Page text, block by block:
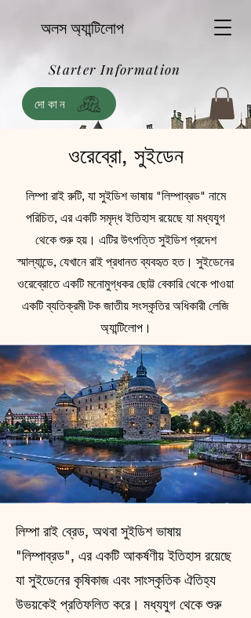
দোকান
অলস অ্যান্টিলোপ
Starter Information
ওরেব্রো, সুইডেন
লিম্পা রাই রুটি, যা সুইডিশ ভাষায় "লিম্পাব্রড" নামে
পরিচিত, এর একটি সমৃদ্ধ ইতিহাস রয়েছে যা মধ্যযুগ
থেকে শুরু হয়। এটির উৎপত্তি সুইডিশ প্রদেশ
স্মাল্যান্ডে, যেখানে রাই প্রধানত ব্যবহৃত হত। সুইডেনের
ওরেব্রোতে একটি মনোমুগ্ধকর ছোট্ট বেকারি থেকে পাওয়া
একটি ব্যতিক্রমী টক জাতীয় সংস্কৃতির অধিকারী লেজি
অ্যান্টিলোপ।
লিম্পা রাই ব্রেড, অথবা সুইডিশ ভাষায়
"লিম্পাব্রড", এর একটি আকর্ষণীয় ইতিহাস রয়েছে
যা সুইডেনের কৃষিকাজ এবং সাংস্কৃতিক ঐতিহ্য
উভয়কেই প্রতিফলিত করে। মধ্যযুগ থেকে শুরু